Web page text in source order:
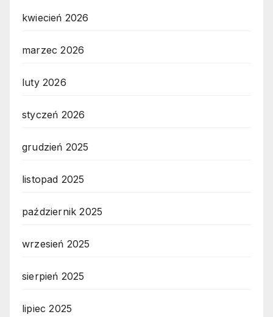
kwiecień 2026
marzec 2026
luty 2026
styczeń 2026
grudzień 2025
listopad 2025
październik 2025
wrzesień 2025
sierpień 2025
lipiec 2025